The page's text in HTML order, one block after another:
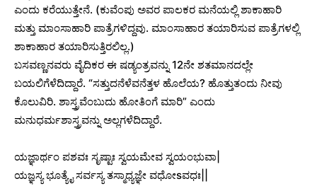
ಎಂದು ಕರೆಯುತ್ತೇನೆ. (ಕುವೆಂಪು ಅವರ ಪಾಲಕರ ಮನೆಯಲ್ಲಿ ಶಾಕಾಹಾರಿ
ಮತ್ತು ಮಾಂಸಾಹಾರಿ ಪಾತ್ರೆಗಳಿದ್ದವು. ಮಾಂಸಾಹಾರ ತಯಾರಿಸುವ ಪಾತ್ರೆಗಳಲ್ಲಿ
ಶಾಕಾಹಾರ ತಯಾರಿಸುತ್ತಿರಲಿಲ್ಲ.)
ಬಸವಣ್ಣನವರು ವೈದಿಕರ ಈ ಷಡ್ಯಂತ್ರವನ್ನು 12ನೇ ಶತಮಾನದಲ್ಲೇ
ಬಯಲಿಗೆಳೆದಿದ್ದಾರೆ. “ಸತ್ತುದನೆಳೆವನೆತ್ತಳ ಹೊಲೆಯ? ಹೊತ್ತುತಂದು ನೀವು
ಕೊಲುವಿರಿ. ಶಾಸ್ತ್ರವೆಂಬುದು ಹೋತಿಂಗೆ ಮಾರಿ” ಎಂದು
ಮನುಧರ್ಮಶಾಸ್ತ್ರವನ್ನು ಅಲ್ಲಗಳೆದಿದ್ದಾರೆ.
ಯಜ್ಞಾರ್ಥಂ ಪಶವಃ ಸೃಷ್ಟಾಃ ಸ್ವಯಮೇವ ಸ್ವಯಂಭುವಾ|
ಯಜ್ಞಸ್ಯ ಭೂತ್ಯೈ ಸರ್ವಸ್ಯ ತಸ್ಮಾಧ್ಯಜ್ಞೇ ವಧೋsವಧಃ||